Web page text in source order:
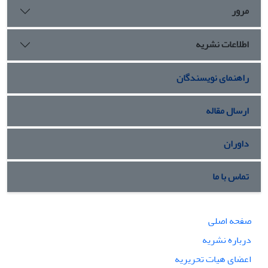
مرور
اطلاعات نشریه
راهنمای نویسندگان
ارسال مقاله
داوران
تماس با ما
صفحه اصلی
درباره نشریه
اعضای هیات تحریریه